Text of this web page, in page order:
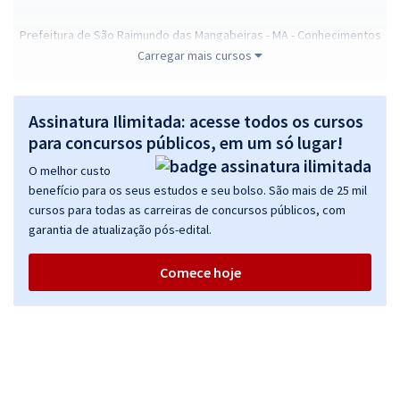
Prefeitura de São Raimundo das Mangabeiras - MA - Conhecimentos
Básicos para o Cargo de Guarda Civil
19,99
Economize R$ 59,98 (-20%)
Comprar
Prefeitura de São Raimundo das Mangabeiras - MA - Professor
Educação Infantil
à vista
ou 12x deR$29,52
Carregar mais cursos
Assinatura Ilimitada: acesse todos os cursos
para concursos públicos, em um só lugar!
O melhor custo
benefício para os seus estudos e seu bolso. São mais de 25 mil
cursos para todas as carreiras de concursos públicos, com
garantia de atualização pós-edital.
Comece hoje